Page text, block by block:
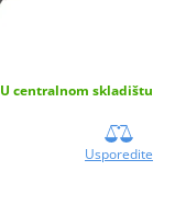
U centralnom skladištu
Usporedite